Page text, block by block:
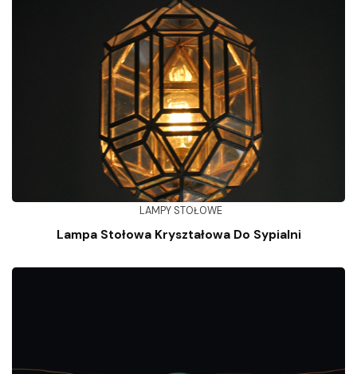
LAMPY STOŁOWE
Lampa Stołowa Kryształowa Do Sypialni